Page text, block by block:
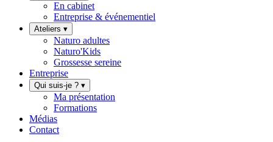
En cabinet
Entreprise & événementiel
Ateliers ▾
Naturo adultes
Naturo'Kids
Grossesse sereine
Entreprise
Qui suis-je ? ▾
Ma présentation
Formations
Médias
Contact